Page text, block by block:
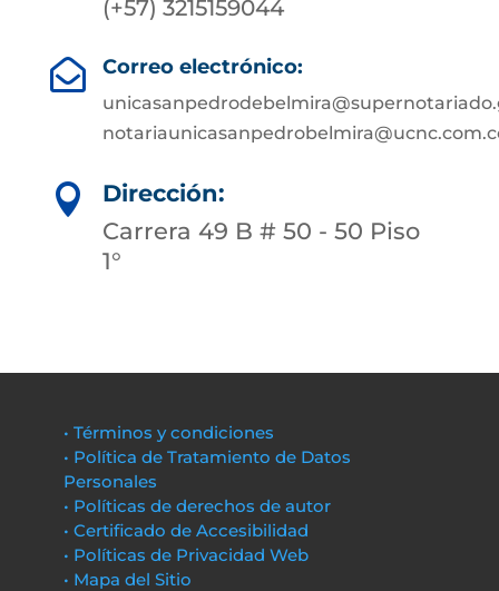
(+57) 3215159044
 Correo electrónico:

Dirección:
Carrera 49 B # 50 - 50 Piso
1°
• Términos y condiciones
• Política de Tratamiento de Datos
Personales
• Políticas de derechos de autor
• Certificado de Accesibilidad
• Políticas de Privacidad Web
• Mapa del Sitio